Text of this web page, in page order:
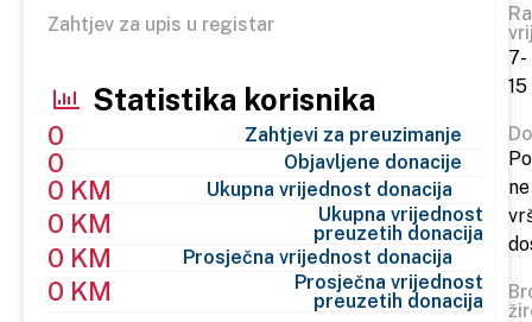
Zahtjev za upis u registar
Statistika korisnika
0 Zahtjevi za preuzimanje
0 Objavljene donacije
0 KM Ukupna vrijednost donacija
0 KM
Ukupna vrijednost
preuzetih donacija
0 KM Prosječna vrijednost donacija
0 KM
Prosječna vrijednost
preuzetih donacija
7-
15
ne